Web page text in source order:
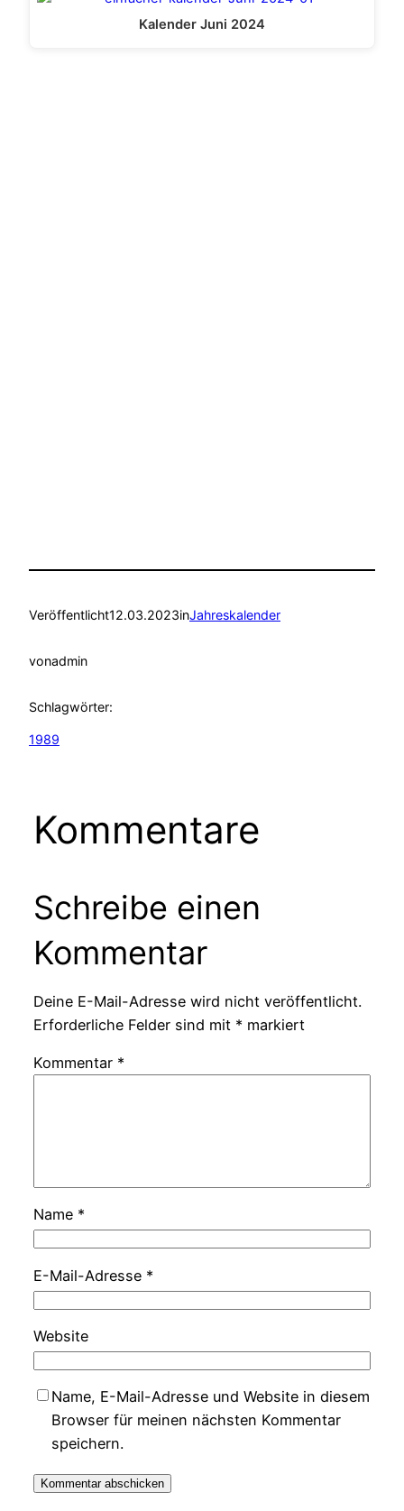
Kalender Juni 2024
Veröffentlicht12.03.2023inJahreskalender
vonadmin
Schlagwörter:
1989
Kommentare
Schreibe einen
Kommentar
Deine E-Mail-Adresse wird nicht veröffentlicht.
Erforderliche Felder sind mit * markiert
Kommentar *
Name *
E-Mail-Adresse *
Website
Name, E-Mail-Adresse und Website in diesem
Browser für meinen nächsten Kommentar
speichern.